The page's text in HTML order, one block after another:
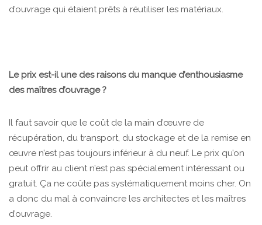
d’ouvrage qui étaient prêts à réutiliser les matériaux.
Le prix est-il une des raisons du manque d’enthousiasme
des maîtres d’ouvrage ?
Il faut savoir que le coût de la main d’œuvre de
récupération, du transport, du stockage et de la remise en
œuvre n’est pas toujours inférieur à du neuf. Le prix qu’on
peut offrir au client n’est pas spécialement intéressant ou
gratuit. Ça ne coûte pas systématiquement moins cher. On
a donc du mal à convaincre les architectes et les maîtres
d’ouvrage.